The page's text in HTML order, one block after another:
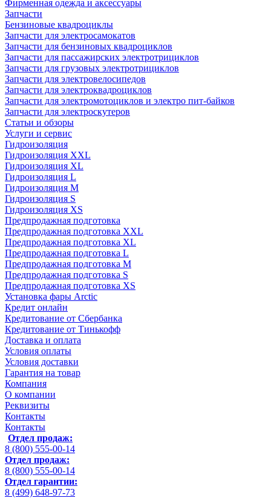
Фирменная одежда и аксессуары
Запчасти
Бензиновые квадроциклы
Запчасти для электросамокатов
Запчасти для бензиновых квадроциклов
Запчасти для пассажирских электротрициклов
Запчасти для грузовых электротрициклов
Запчасти для электровелосипедов
Запчасти для электроквадроциклов
Запчасти для электромотоциклов и электро пит-байков
Запчасти для электроскутеров
Статьи и обзоры
Услуги и сервис
Гидроизоляция
Гидроизоляция XXL
Гидроизоляция XL
Гидроизоляция L
Гидроизоляция M
Гидроизоляция S
Гидроизоляция XS
Предпродажная подготовка
Предпродажная подготовка XXL
Предпродажная подготовка XL
Предпродажная подготовка L
Предпродажная подготовка M
Предпродажная подготовка S
Предпродажная подготовка XS
Установка фары Arctic
Кредит онлайн
Кредитование от Сбербанка
Кредитование от Тинькофф
Доставка и оплата
Условия оплаты
Условия доставки
Гарантия на товар
Компания
О компании
Реквизиты
Контакты
Контакты
Отдел продаж:
8 (800) 555-00-14
Отдел продаж:
8 (800) 555-00-14
Отдел гарантии:
8 (499) 648-97-73